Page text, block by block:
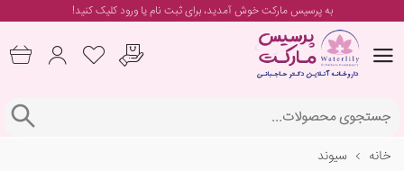
به پرسیس مارکت خوش آمدید، برایثبت نام یا ورودکلیک کنید!
خانه سیوند